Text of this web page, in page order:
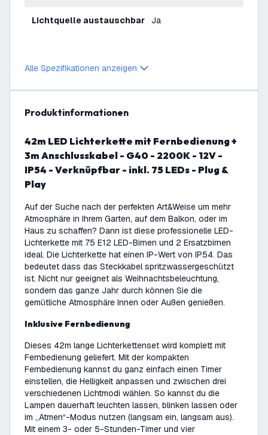
Lichtquelle austauschbar Ja
Alle Spezifikationen anzeigen
Produktinformationen
42m LED Lichterkette mit Fernbedienung +
3m Anschlusskabel - G40 - 2200K - 12V -
IP54 - Verknüpfbar - inkl. 75 LEDs - Plug &
Play
Auf der Suche nach der perfekten Art&Weise um mehr
Atmosphäre in Ihrem Garten, auf dem Balkon, oder im
Haus zu schaffen? Dann ist diese professionelle LED-
Lichterkette mit 75 E12 LED-Birnen und 2 Ersatzbirnen
ideal. Die Lichterkette hat einen IP-Wert von IP54. Das
bedeutet dass das Steckkabel spritzwassergeschützt
ist. Nicht nur geeignet als Weihnachtsbeleuchtung,
sondern das ganze Jahr durch können Sie die
gemütliche Atmosphäre Innen oder Außen genießen.
Inklusive Fernbedienung
Dieses 42m lange Lichterkettenset wird komplett mit
Fernbedienung geliefert. Mit der kompakten
Fernbedienung kannst du ganz einfach einen Timer
einstellen, die Helligkeit anpassen und zwischen drei
verschiedenen Lichtmodi wählen. So kannst du die
Lampen dauerhaft leuchten lassen, blinken lassen oder
im „Atmen“-Modus nutzen (langsam ein, langsam aus).
Mit einem 3- oder 5-Stunden-Timer und vier